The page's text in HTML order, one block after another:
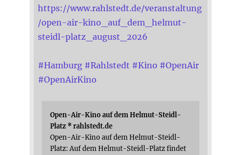
https://www.rahlstedt.de/veranstaltung
/open-air-kino_auf_dem_helmut-
steidl-platz_august_2026
#Hamburg #Rahlstedt #Kino #OpenAir
#OpenAirKino
Open-Air-Kino auf dem Helmut-Steidl-
Platz * rahlstedt.de
Open-Air-Kino auf dem Helmut-Steidl-
Platz: Auf dem Helmut-Steidl-Platz findet